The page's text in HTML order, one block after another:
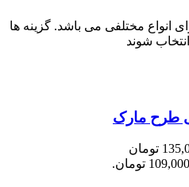
انواع مختلفی می باشد. گزینه ها
شوند
قیمت اصلی: 135,000 تومان